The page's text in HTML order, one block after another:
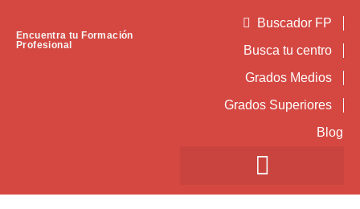
Encuentra tu Formación
Profesional
Buscador FP
Busca tu centro
Grados Medios
Grados Superiores
Blog